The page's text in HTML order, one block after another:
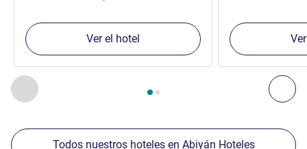
Anterior - Nuestros establecimientos cercanos
Página , Nuestros establecimientos cercanos 1 :,
Ver el hotel
Todos nuestros hoteles en Abiyán Hoteles